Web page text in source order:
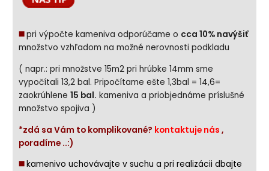
◼️pri výpočte kameniva odporúčame o cca 10% navýšiť
množstvo vzhľadom na možné nerovnosti podkladu
( napr.: pri množstve 15m2 pri hrúbke 14mm sme
vypočítali 13,2 bal. Pripočítame ešte 1,3bal = 14,6=
zaokrúhlene15 bal. kameniva a priobjednáme príslušné
množstvo spojiva )
*zdá sa Vám to komplikované? kontaktuje nás ,
poradíme ..:)
◼️kamenivo uchovávajte v suchu a pri realizácii dbajte